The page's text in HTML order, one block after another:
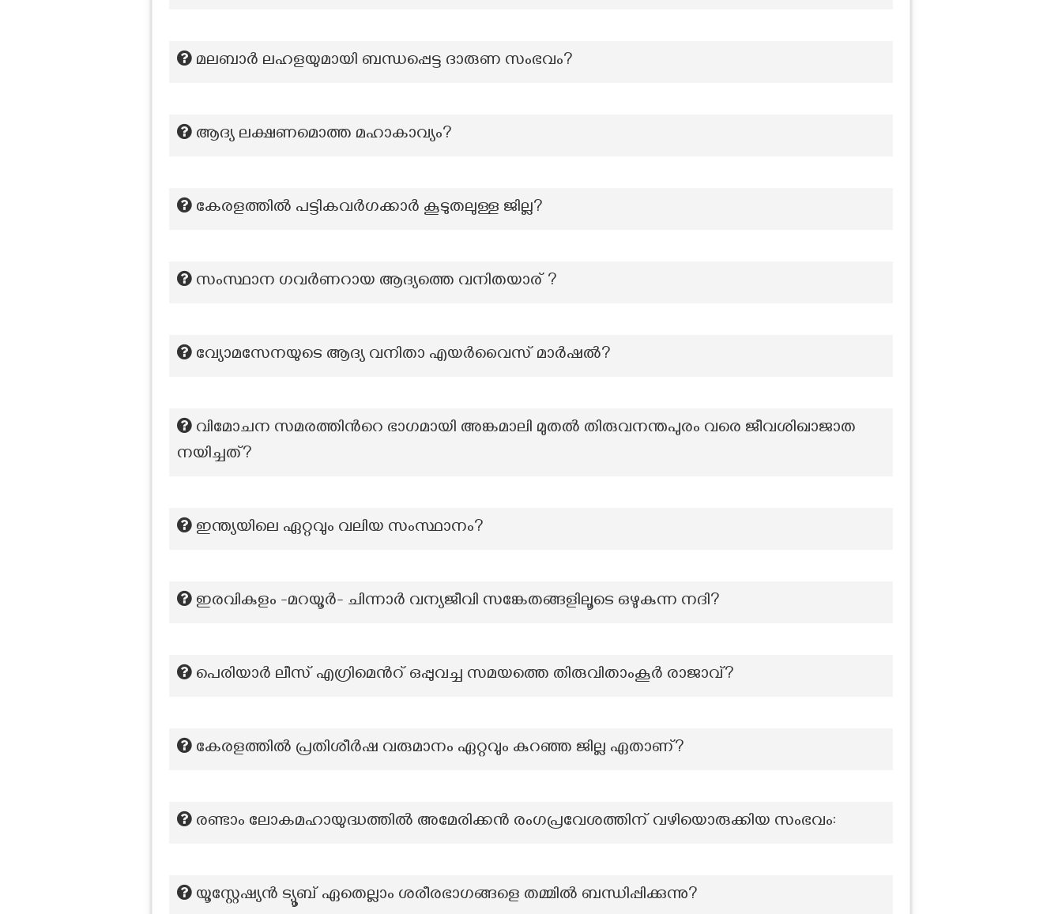
മലബാർ ലഹളയുമായി ബന്ധപ്പെട്ട ദാരുണ സംഭവം?
ആദ്യ ലക്ഷണമൊത്ത മഹാകാവ്യം?
കേരളത്തിൽ പട്ടികവര്‍ഗക്കാര്‍ കൂടുതലുള്ള ജില്ല?
സംസ്ഥാന ഗവർണറായ ആദ്യത്തെ വനിതയാര് ?
വ്യോമസേനയുടെ ആദ്യ വനിതാ എയർവൈസ് മാർഷൽ?
വിമോചന സമരത്തിന്‍റെ ഭാഗമായി അങ്കമാലി മുതല്‍ തിരുവനന്തപുരം വരെ ജീവശിഖാജാത
നയിച്ചത്?
ഇന്ത്യയിലെ ഏറ്റവും വലിയ സംസ്ഥാനം?
ഇരവികുളം -മറയൂർ- ചിന്നാർ വന്യജീവി സങ്കേതങ്ങളിലൂടെ ഒഴുകുന്ന നദി?
പെരിയാർ ലീസ് എഗ്രിമെന്‍റ് ഒപ്പുവച്ച സമയത്തെ തിരുവിതാംകൂർ രാജാവ്?
കേരളത്തിൽ പ്രതിശീർഷ വരുമാനം ഏറ്റവും കുറഞ്ഞ ജില്ല ഏതാണ്?
രണ്ടാം ലോകമഹായുദ്ധത്തിൽ അമേരിക്കൻ രംഗപ്രവേശത്തിന് വഴിയൊരുക്കിയ സംഭവം:
യൂസ്റ്റേഷ്യൻ ട്യൂബ് ഏതെല്ലാം ശരീരഭാഗങ്ങളെ തമ്മിൽ ബന്ധിപ്പിക്കുന്നു?